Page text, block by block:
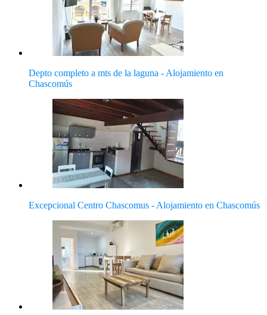
Depto completo a mts de la laguna - Alojamiento en
Chascomús
Excepcional Centro Chascomus - Alojamiento en Chascomús